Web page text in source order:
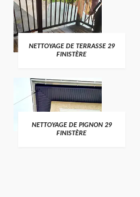
NETTOYAGE DE TERRASSE 29
FINISTÈRE
NETTOYAGE DE PIGNON 29
FINISTÈRE